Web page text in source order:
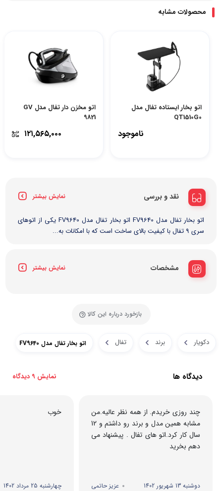
محصولات مشابه
اتو بخار ایستاده تفال مدل
QT1510G0
ناموجود
اتو مخزن دار تفال مدل GV
9821
۱۲۱,۵۶۵,۰۰۰
نقد و بررسی نمایش بیشتر
اتو بخار تفال مدل FV9640 اتو بخار تفال مدل FV9640 یکی از اتوهای
سری 9 تفال با کیفیت بالای ساخت است که با امکانات به‌...
مشخصات نمایش بیشتر
بازخورد درباره این کالا
دکویار برند تفال اتو بخار تفال مدل FV9640
دیدگاه ها نمایش 9 دیدگاه
چند روزی خریدم. از همه نظر عالیه.من
مشابه همین مدل و برند رو داشتم و 12
سال کار کرد.اتو های تفال . پیشنهاد می
دهم بخرید
دوشنبه 13 شهریور 1402 عزیز حاتمی
خوب
چهارشنبه 25 مرداد 1402